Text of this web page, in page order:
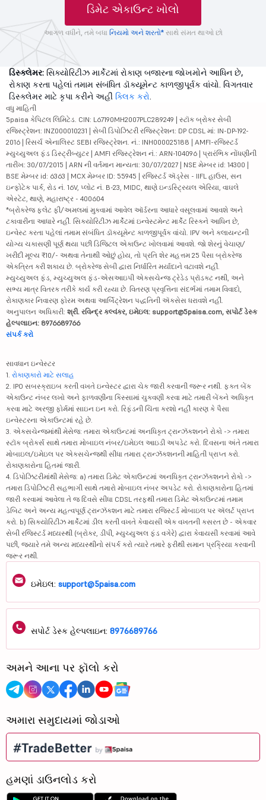
ડિમેટ એકાઉન્ટ ખોલો
આગળ વધીને, તમે બધા નિયમો અને શરતો*સાથે સંમત થાઓ છો
ડિસ્ક્લેમર: સિક્યોરિટીઝ માર્કેટમાં રોકાણ બજારના જોખમોને આધિન છે,
રોકાણ કરતા પહેલાં તમામ સંબંધિત ડૉક્યૂમેન્ટ કાળજીપૂર્વક વાંચો. વિગતવાર
ડિસ્ક્લેમર માટે કૃપા કરીને અહીં ક્લિક કરો.
વધુ માહિતી
5paisa કેપિટલ લિમિટેડ. CIN: L67190MH2007PLC289249 | સ્ટૉક બ્રોકર સેબી
રજિસ્ટ્રેશન: INZ000010231 | સેબી ડિપોઝિટરી રજિસ્ટ્રેશન: DP CDSL માં: IN-DP-192-
2016 | રિસર્ચ એનાલિસ્ટ SEBI રજિસ્ટ્રેશન. નં.: INH000025188 | AMFI-રજિસ્ટર્ડ
મ્યુચ્યુઅલ ફંડ ડિસ્ટ્રીબ્યુટર | AMFI રજિસ્ટ્રેશન નં.: ARN-104096 | પ્રારંભિક નોંધણીની
તારીખ: 30/07/2015 | ARN ની વર્તમાન માન્યતા: 30/07/2027 | NSE મેમ્બર id: 14300 |
BSE મેમ્બર id: 6363 | MCX મેમ્બર ID: 55945 | રજિસ્ટર્ડ ઍડ્રેસ - IIFL હાઉસ, સન
ઇન્ફોટેક પાર્ક, રોડ નં. 16V, પ્લોટ નં. B-23, MIDC, થાણે ઇન્ડસ્ટ્રિયલ એરિયા, વાઘલે
એસ્ટેટ, થાણે, મહારાષ્ટ્ર - 400604
*બ્રોકરેજ ફ્લેટ ફી/અમલમાં મુકવામાં આવેલ ઑર્ડરના આધારે વસૂલવામાં આવશે અને
ટકાવારીના આધારે નહીં. સિક્યોરિટીઝ માર્કેટમાં ઇન્વેસ્ટમેન્ટ માર્કેટ રિસ્કને આધિન છે,
ઇન્વેસ્ટ કરતા પહેલાં તમામ સંબંધિત ડૉક્યૂમેન્ટ કાળજીપૂર્વક વાંચો. IPV અને ક્લાયન્ટની
યોગ્ય ચકાસણી પૂર્ણ થયા પછી ડિજિટલ એકાઉન્ટ ખોલવામાં આવશે. જો શેરનું વેચાણ/
ખરીદી મૂલ્ય ₹10/- અથવા તેનાથી ઓછું હોય, તો પ્રતિ શેર મહત્તમ 25 પૈસા બ્રોકરેજ
એકત્રિત કરી શકાય છે. બ્રોકરેજ સેબી દ્વારા નિર્ધારિત મર્યાદાને વટાવશે નહીં.
મ્યુચ્યુઅલ ફંડ, મ્યુચ્યુઅલ ફંડ-એસઆઇપી એક્સચેન્જ ટ્રેડેડ પ્રૉડક્ટ નથી, અને
સભ્ય માત્ર વિતરક તરીકે કાર્ય કરી રહ્યા છે. વિતરણ પ્રવૃત્તિના સંદર્ભમાં તમામ વિવાદો,
રોકાણકાર નિવારણ ફોરમ અથવા આર્બિટ્રેશન પદ્ધતિની ઍક્સેસ ધરાવશે નહીં.
અનુપાલન અધિકારી: શ્રી. રવિન્દ્ર કલ્વંકર, ઇમેઇલ: support@5paisa.com, સપોર્ટ ડેસ્ક
હેલ્પલાઇન: 8976689766
સંપર્ક કરો
સાવધાન ઇન્વેસ્ટર
1. રોકાણકારો માટે સલાહ
2. IPO સબસ્ક્રાઇબ કરતી વખતે ઇન્વેસ્ટર દ્વારા ચેક જારી કરવાની જરૂર નથી. ફક્ત બેંક
એકાઉન્ટ નંબર લખો અને ફાળવણીના કિસ્સામાં ચુકવણી કરવા માટે તમારી બેંકને અધિકૃત
કરવા માટે અરજી ફોર્મમાં સાઇન ઇન કરો. રિફંડની ચિંતા કરશો નહીં કારણ કે પૈસા
ઇન્વેસ્ટરના એકાઉન્ટમાં રહે છે.
3. એક્સચેન્જમાંથી મેસેજ: તમારા એકાઉન્ટમાં અનધિકૃત ટ્રાન્ઝૅક્શનને રોકો -> તમારા
સ્ટૉક બ્રોકર્સ સાથે તમારા મોબાઇલ નંબર/ઇમેઇલ આઇડી અપડેટ કરો. દિવસના અંતે તમારા
મોબાઇલ/ઇમેઇલ પર એક્સચેન્જથી સીધા તમારા ટ્રાન્ઝૅક્શનની માહિતી પ્રાપ્ત કરો.
રોકાણકારોના હિતમાં જારી.
4. ડિપોઝિટરીમાંથી મેસેજ: a) તમારા ડિમેટ એકાઉન્ટમાં અનધિકૃત ટ્રાન્ઝૅક્શનને રોકો ->
તમારા ડિપોઝિટરી સહભાગી સાથે તમારો મોબાઇલ નંબર અપડેટ કરો. રોકાણકારોના હિતમાં
જારી કરવામાં આવેલા તે જ દિવસે સીધા CDSL તરફથી તમારા ડિમેટ એકાઉન્ટમાં તમામ
ડેબિટ અને અન્ય મહત્વપૂર્ણ ટ્રાન્ઝૅક્શન માટે તમારા રજિસ્ટર્ડ મોબાઇલ પર ઍલર્ટ પ્રાપ્ત
કરો. b) સિક્યોરિટીઝ માર્કેટમાં ડીલ કરતી વખતે કેવાયસી એક વખતની કસરત છે - એકવાર
સેબી રજિસ્ટર્ડ મધ્યસ્થી (બ્રોકર, ડીપી, મ્યુચ્યુઅલ ફંડ વગેરે) દ્વારા કેવાયસી કરવામાં આવે
પછી, જ્યારે તમે અન્ય મધ્યસ્થીનો સંપર્ક કરો ત્યારે તમારે ફરીથી સમાન પ્રક્રિયા કરવાની
જરૂર નથી.
ઇમેઇલ: support@5paisa.com
સપોર્ટ ડેસ્ક હેલ્પલાઇન: 8976689766
અમને આના પર ફૉલો કરો
અમારા સમુદાયમાં જોડાઓ
હમણાં ડાઉનલોડ કરો